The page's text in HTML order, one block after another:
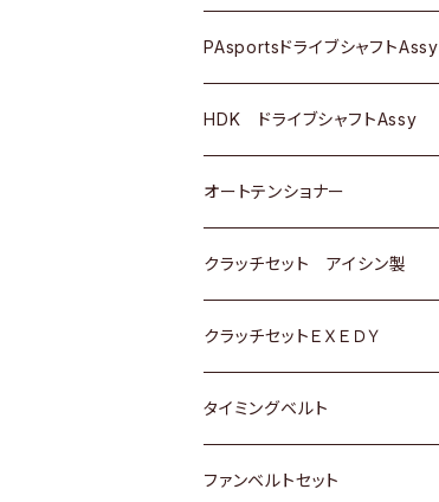
スバル
ＢＥＮＺ
スバル
三菱
スバル
マツダ
三菱
スバル
ダイハツ
マツダ
三菱
スバル
ダイハツ
マツダ
三菱
スバル
スズキ
日産
いすゞ
ダイハツ
マツダ
三菱
スバル
ＢＥＮＺ
ＢＭＷ
GOLF
ＷＡＧＥＮ
アストロ（シボレー）
クライスラー
ＢＥＮＺ
ＢＭＷ
ＷＡＧＥＮ
ＶＯＬＶＯ
PAsportsドライブシャフトAssy
トヨタ
ホンダ
スズキ
日産
ダイハツ
マツダ
HDK ドライブシャフトAssy
スズキ
ダイハツ
日産
ホンダ
マツダ
オートテンショナー
トヨタ
クラッチセット アイシン製
ホンダ
スズキ
ダイハツ
クラッチセットＥＸＥＤＹ
ホンダ
スズキ
タイミングベルト
トヨタ
ファンベルトセット